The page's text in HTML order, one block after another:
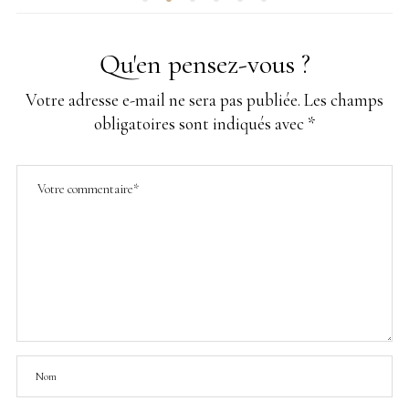
Qu'en pensez-vous ?
Votre adresse e-mail ne sera pas publiée. Les champs
obligatoires sont indiqués avec *